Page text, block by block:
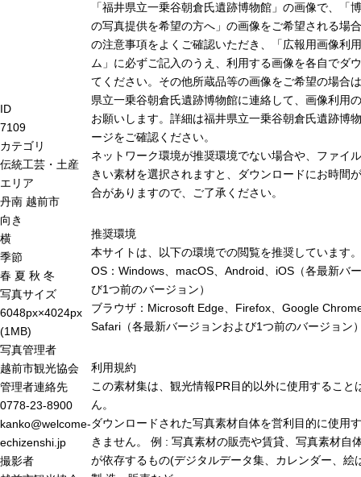
ID
7109
カテゴリ
伝統工芸・土産
エリア
丹南 越前市
向き
横
季節
春 夏 秋 冬
写真サイズ
6048px×4024px
(1MB)
写真管理者
越前市観光協会
管理者連絡先
0778-23-8900
kanko@welcome-
echizenshi.jp
撮影者
「福井県立一乗谷朝倉氏遺跡博物館」の画像で、「
の写真提供を希望の方へ」の画像をご希望される場
の注意事項をよくご確認いただき、「広報用画像利
ム」に必ずご記入のうえ、利用する画像を各自でダ
てください。その他所蔵品等の画像をご希望の場合
県立一乗谷朝倉氏遺跡博物館に連絡して、画像利用
お願いします。詳細は福井県立一乗谷朝倉氏遺跡博
ージをご確認ください。
ネットワーク環境が推奨環境でない場合や、ファイ
きい素材を選択されますと、ダウンロードにお時間
合がありますので、ご了承ください。
推奨環境
本サイトは、以下の環境での閲覧を推奨しています。
OS：Windows、macOS、Android、iOS（各最新バ
び1つ前のバージョン）
ブラウザ：Microsoft Edge、Firefox、Google
Safari（各最新バージョンおよび1つ前のバージョン
利用規約
この素材集は、観光情報PR目的以外に使用すること
ん。
ダウンロードされた写真素材自体を営利目的に使用
きません。 例 : 写真素材の販売や賃貸、写真素材自
が依存するもの(デジタルデータ集、カレンダー、絵